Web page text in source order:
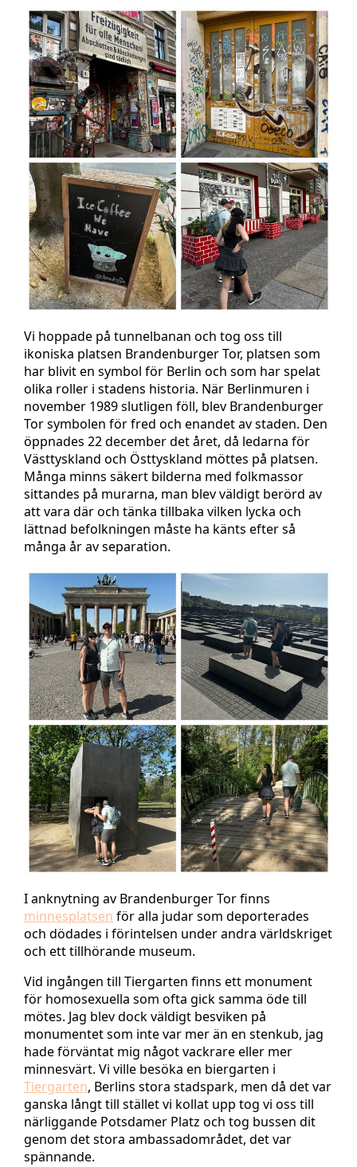
Vi hoppade på tunnelbanan och tog oss till
ikoniska platsen Brandenburger Tor, platsen som
har blivit en symbol för Berlin och som har spelat
olika roller i stadens historia. När Berlinmuren i
november 1989 slutligen föll, blev Brandenburger
Tor symbolen för fred och enandet av staden. Den
öppnades 22 december det året, då ledarna för
Västtyskland och Östtyskland möttes på platsen.
Många minns säkert bilderna med folkmassor
sittandes på murarna, man blev väldigt berörd av
att vara där och tänka tillbaka vilken lycka och
lättnad befolkningen måste ha känts efter så
många år av separation.
I anknytning av Brandenburger Tor finns
minnesplatsen för alla judar som deporterades
och dödades i förintelsen under andra världskriget
och ett tillhörande museum.
Vid ingången till Tiergarten finns ett monument
för homosexuella som ofta gick samma öde till
mötes. Jag blev dock väldigt besviken på
monumentet som inte var mer än en stenkub, jag
hade förväntat mig något vackrare eller mer
minnesvärt. Vi ville besöka en biergarten i
Tiergarten, Berlins stora stadspark, men då det var
ganska långt till stället vi kollat upp tog vi oss till
närliggande Potsdamer Platz och tog bussen dit
genom det stora ambassadområdet, det var
spännande.